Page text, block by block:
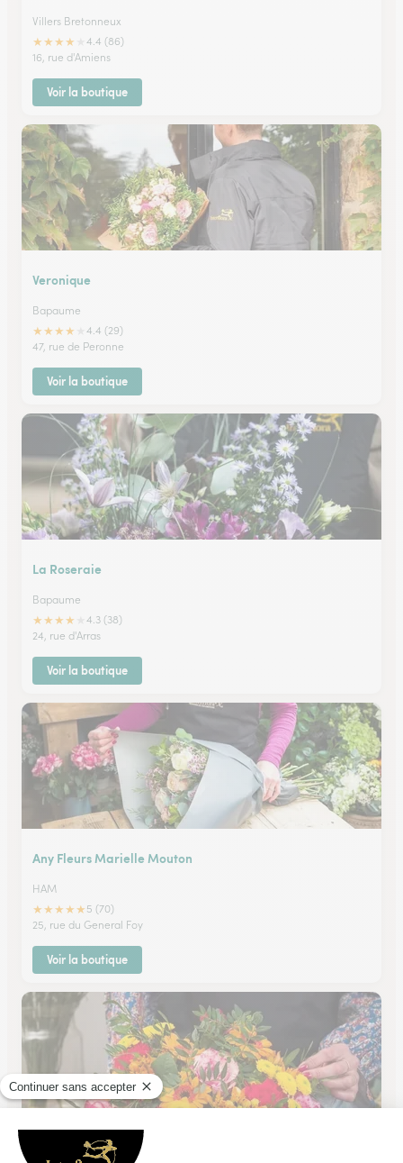
Villers Bretonneux
★★★★
4.4 (86)
16, rue d'Amiens
Voir la boutique
Veronique
Bapaume
★★★★
4.4 (29)
47, rue de Peronne
Voir la boutique
La Roseraie
Bapaume
★★★★
4.3 (38)
24, rue d'Arras
Voir la boutique
Any Fleurs Marielle Mouton
HAM
★★★★★ 5 (70)
25, rue du General Foy
Voir la boutique
Ham Fleurs